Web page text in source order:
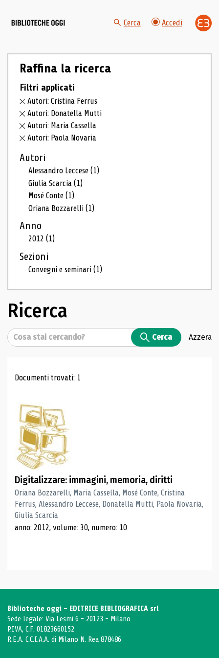
Cerca Accedi
Raffina la ricerca
Filtri applicati
Autori: Cristina Ferrus
Autori: Donatella Mutti
Autori: Maria Cassella
Autori: Paola Novaria
Autori
Alessandro Leccese(1)
Giulia Scarcia(1)
Mosé Conte(1)
Oriana Bozzarelli(1)
Anno
2012(1)
Sezioni
Convegni e seminari(1)
Ricerca
Cerca Cerca Azzera
Risultati di ricerca
Documenti trovati: 1
Digitalizzare: immagini, memoria, diritti
Oriana Bozzarelli, Maria Cassella, Mosé Conte, Cristina
Ferrus, Alessandro Leccese, Donatella Mutti, Paola Novaria,
Giulia Scarcia
anno: 2012, volume: 30, numero: 10
Biblioteche oggi - EDITRICE BIBLIOGRAFICA srl
Sede legale: Via Lesmi 6 - 20123 - Milano
P.IVA, C.F. 01823660152
R.E.A. C.C.I.A.A. di Milano N. Rea 878486